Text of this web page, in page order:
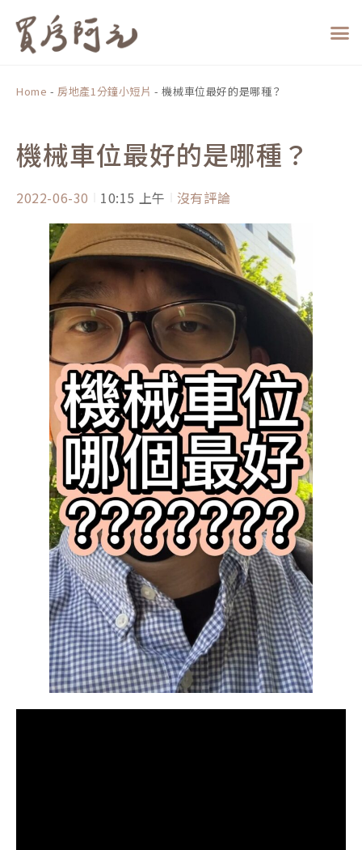
Home - 房地產1分鐘小短片 -機械車位最好的是哪種？
機械車位最好的是哪種？
2022-06-30 10:15 上午 沒有評論